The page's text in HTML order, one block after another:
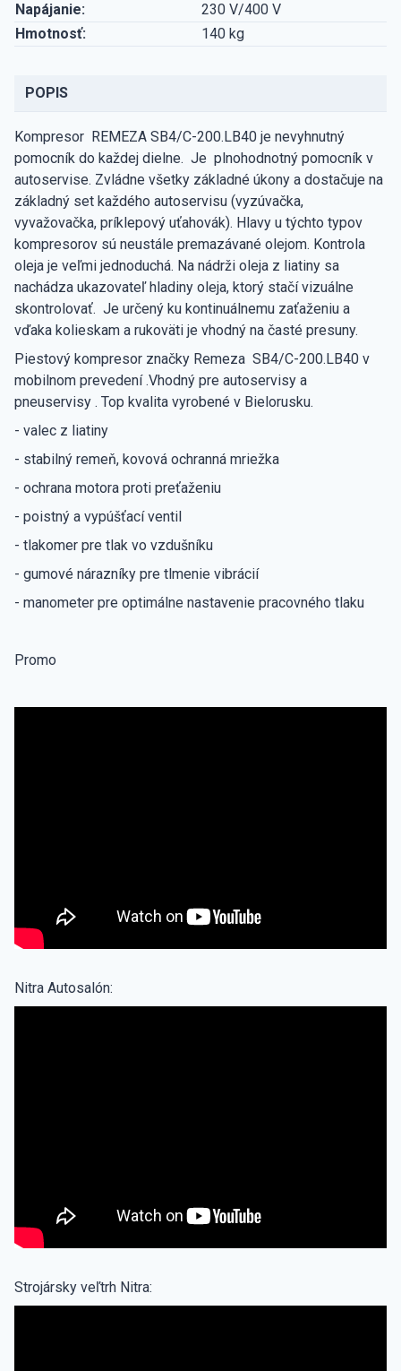
Napájanie:
230 V/400 V
Hmotnosť:
140 kg
POPIS
Kompresor REMEZA SB4/C-200.LB40 je nevyhnutný
pomocník do každej dielne. Je plnohodnotný pomocník v
autoservise. Zvládne všetky základné úkony a dostačuje na
základný set každého autoservisu (vyzúvačka,
vyvažovačka, príklepový uťahovák). Hlavy u týchto typov
kompresorov sú neustále premazávané olejom. Kontrola
oleja je veľmi jednoduchá. Na nádrži oleja z liatiny sa
nachádza ukazovateľ hladiny oleja, ktorý stačí vizuálne
skontrolovať. Je určený ku kontinuálnemu zaťaženiu a
vďaka kolieskam a rukoväti je vhodný na časté presuny.
Piestový kompresor značky Remeza SB4/C-200.LB40 v
mobilnom prevedení .Vhodný pre autoservisy a
pneuservisy . Top kvalita vyrobené v Bielorusku.
- valec z liatiny
- stabilný remeň, kovová ochranná mriežka
- ochrana motora proti preťaženiu
- poistný a vypúšťací ventil
- tlakomer pre tlak vo vzdušníku
- gumové nárazníky pre tlmenie vibrácií
- manometer pre optimálne nastavenie pracovného tlaku
Promo
Nitra Autosalón:
Strojársky veľtrh Nitra: